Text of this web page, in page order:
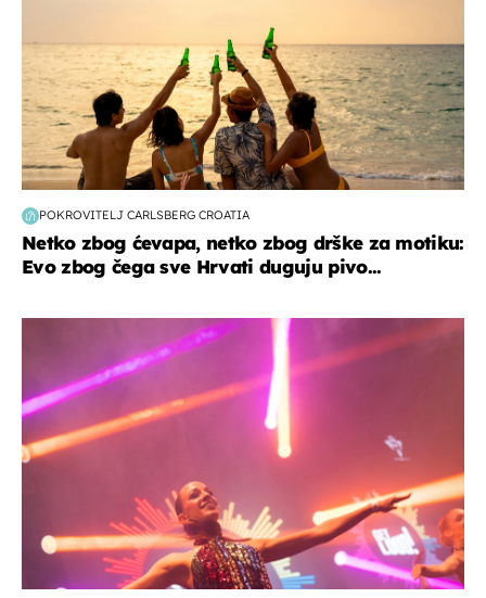
POKROVITELJ CARLSBERG CROATIA
Netko zbog ćevapa, netko zbog drške za motiku:
Evo zbog čega sve Hrvati duguju pivo...